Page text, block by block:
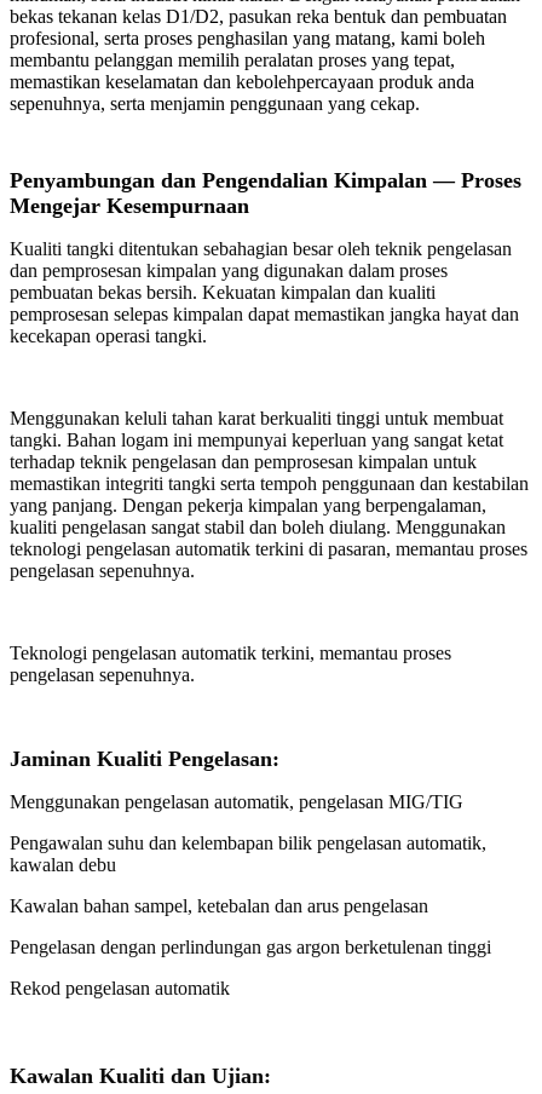
bekas tekanan kelas D1/D2, pasukan reka bentuk dan pembuatan
profesional, serta proses penghasilan yang matang, kami boleh
membantu pelanggan memilih peralatan proses yang tepat,
memastikan keselamatan dan kebolehpercayaan produk anda
sepenuhnya, serta menjamin penggunaan yang cekap.
Penyambungan dan Pengendalian Kimpalan — Proses
Mengejar Kesempurnaan
Kualiti tangki ditentukan sebahagian besar oleh teknik pengelasan
dan pemprosesan kimpalan yang digunakan dalam proses
pembuatan bekas bersih. Kekuatan kimpalan dan kualiti
pemprosesan selepas kimpalan dapat memastikan jangka hayat dan
kecekapan operasi tangki.
Menggunakan keluli tahan karat berkualiti tinggi untuk membuat
tangki. Bahan logam ini mempunyai keperluan yang sangat ketat
terhadap teknik pengelasan dan pemprosesan kimpalan untuk
memastikan integriti tangki serta tempoh penggunaan dan kestabilan
yang panjang. Dengan pekerja kimpalan yang berpengalaman,
kualiti pengelasan sangat stabil dan boleh diulang. Menggunakan
teknologi pengelasan automatik terkini di pasaran, memantau proses
pengelasan sepenuhnya.
Teknologi pengelasan automatik terkini, memantau proses
pengelasan sepenuhnya.
Jaminan Kualiti Pengelasan:
Menggunakan pengelasan automatik, pengelasan MIG/TIG
Pengawalan suhu dan kelembapan bilik pengelasan automatik,
kawalan debu
Kawalan bahan sampel, ketebalan dan arus pengelasan
Pengelasan dengan perlindungan gas argon berketulenan tinggi
Rekod pengelasan automatik
Kawalan Kualiti dan Ujian: